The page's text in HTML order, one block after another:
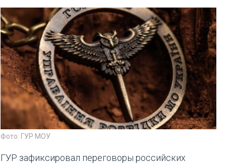
Фото: ГУР МОУ
ГУР зафиксировал переговоры российских